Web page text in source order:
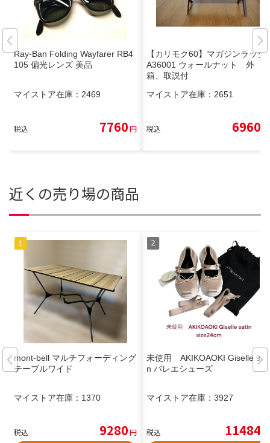
Ray-Ban Folding Wayfarer RB4
105 偏光レンズ 美品
マイストア在庫： 2469
税込 7760円
【カリモク60】マガジンラック
A36001 ウォールナット 外
箱、取説付
マイストア在庫： 2651
税込 6960
近くの売り場の商品
mont-bell マルチフォーディング
テーブルワイド
マイストア在庫： 1370
税込 9280円
未使用 AKIKOAOKI Giselle sati
n バレエシューズ
マイストア在庫： 3927
税込 11484